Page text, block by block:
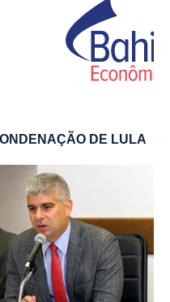
DE LULA